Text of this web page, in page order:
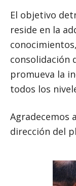
El objetivo
reside en la
consolidación
promueva la
todos los
Agradecemos
dirección del